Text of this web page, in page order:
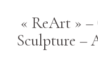
« ReArt » –
Sculpture –